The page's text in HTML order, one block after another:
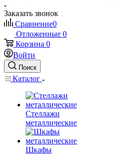
Заказать звонок
Сравнение0
Отложенные 0
Корзина 0
Войти
Поиск
Каталог
Стеллажи
металлические
Шкафы